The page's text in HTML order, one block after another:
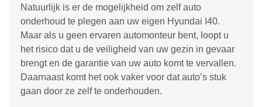
Natuurlijk is er de mogelijkheid om zelf auto
onderhoud te plegen aan uw eigen Hyundai I40.
Maar als u geen ervaren automonteur bent, loopt u
het risico dat u de veiligheid van uw gezin in gevaar
brengt en de garantie van uw auto komt te vervallen.
Daarnaast komt het ook vaker voor dat auto’s stuk
gaan door ze zelf te onderhouden.